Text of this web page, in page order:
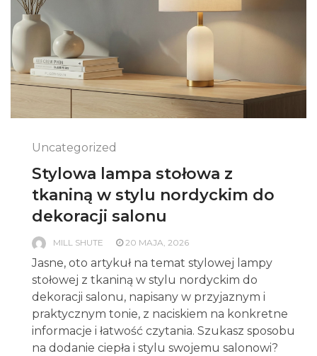
Uncategorized
Stylowa lampa stołowa z
tkaniną w stylu nordyckim do
dekoracji salonu
MILL SHUTE 20 MAJA, 2026
Jasne, oto artykuł na temat stylowej lampy
stołowej z tkaniną w stylu nordyckim do
dekoracji salonu, napisany w przyjaznym i
praktycznym tonie, z naciskiem na konkretne
informacje i łatwość czytania. Szukasz sposobu
na dodanie ciepła i stylu swojemu salonowi?